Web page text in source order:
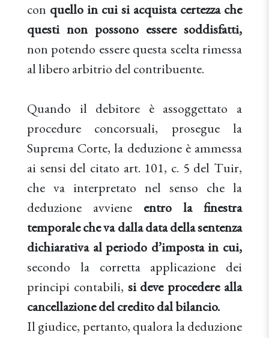
con quello in cui si acquista certezza che
questi non possono essere soddisfatti,
non potendo essere questa scelta rimessa
al libero arbitrio del contribuente.
Quando il debitore è assoggettato a
procedure concorsuali, prosegue la
Suprema Corte, la deduzione è ammessa
ai sensi del citato art. 101, c. 5 del Tuir,
che va interpretato nel senso che la
deduzione avviene entro la finestra
temporale che va dalla data della sentenza
dichiarativa al periodo d’imposta in cui,
secondo la corretta applicazione dei
principi contabili, si deve procedere alla
cancellazione del credito dal bilancio.
Il giudice, pertanto, qualora la deduzione